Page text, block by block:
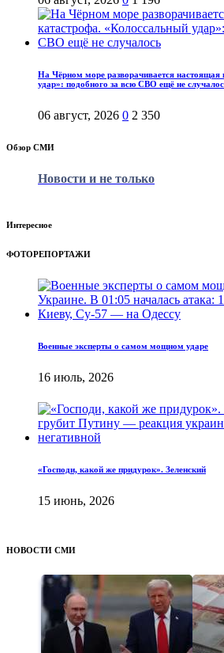
На Чёрном море разворачивается настоящая
удар»: подобного за всю СВО ещё не
06 август, 2026 0 2 350
Обзор СМИ
Новости и не только
Интересное
ФОТОРЕПОРТАЖИ
Военные эксперты о самом мощном ударе
16 июль, 2026
«Господи, какой же придурок». Зеленский
15 июнь, 2026
НОВОСТИ СМИ